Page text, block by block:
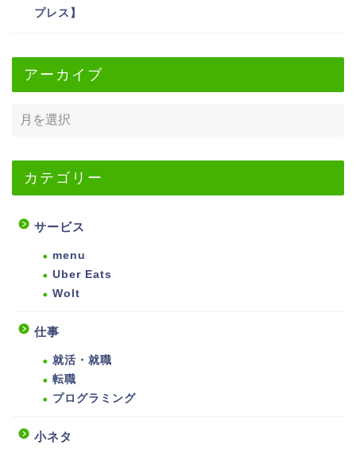
プレス】
アーカイブ
カテゴリー
サービス
menu
Uber Eats
Wolt
仕事
就活・就職
転職
プログラミング
小ネタ